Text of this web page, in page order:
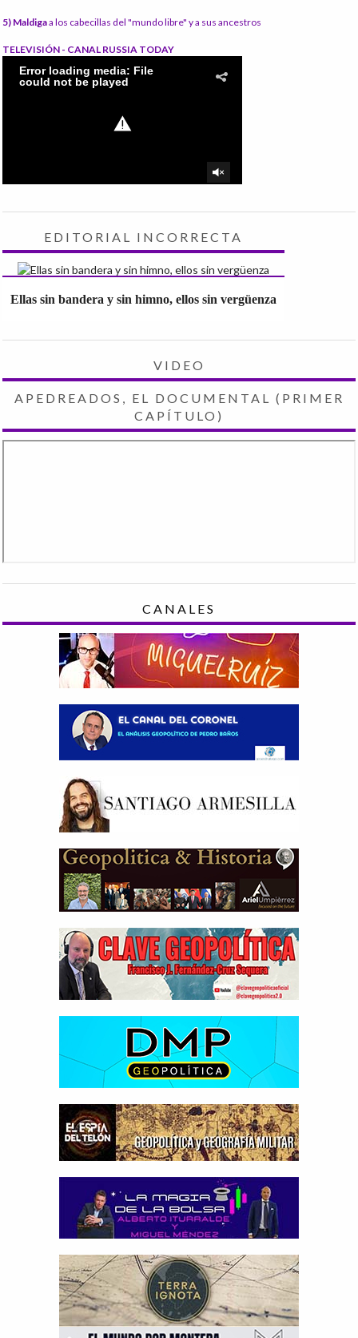
5) Maldigaa los cabecillas del "mundo libre" y a sus ancestros
TELEVISIÓN - CANAL RUSSIA TODAY
EDITORIAL INCORRECTA
Ellas sin bandera y sin himno, ellos sin vergüenza
VIDEO
APEDREADOS, EL DOCUMENTAL (PRIMER
CAPÍTULO)
CANALES